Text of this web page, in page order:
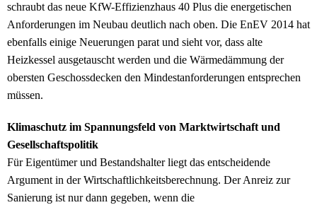
schraubt das neue KfW-Effizienzhaus 40 Plus die energetischen
Anforderungen im Neubau deutlich nach oben. Die EnEV 2014 hat
ebenfalls einige Neuerungen parat und sieht vor, dass alte
Heizkessel ausgetauscht werden und die Wärmedämmung der
obersten Geschossdecken den Mindestanforderungen entsprechen
müssen.
Klimaschutz im Spannungsfeld von Marktwirtschaft und
Gesellschaftspolitik
Für Eigentümer und Bestandshalter liegt das entscheidende
Argument in der Wirtschaftlichkeitsberechnung. Der Anreiz zur
Sanierung ist nur dann gegeben, wenn die